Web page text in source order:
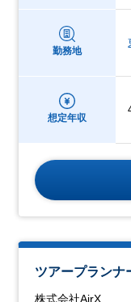
勤務地
想定年収
ツアープランナ
株式会社AirX